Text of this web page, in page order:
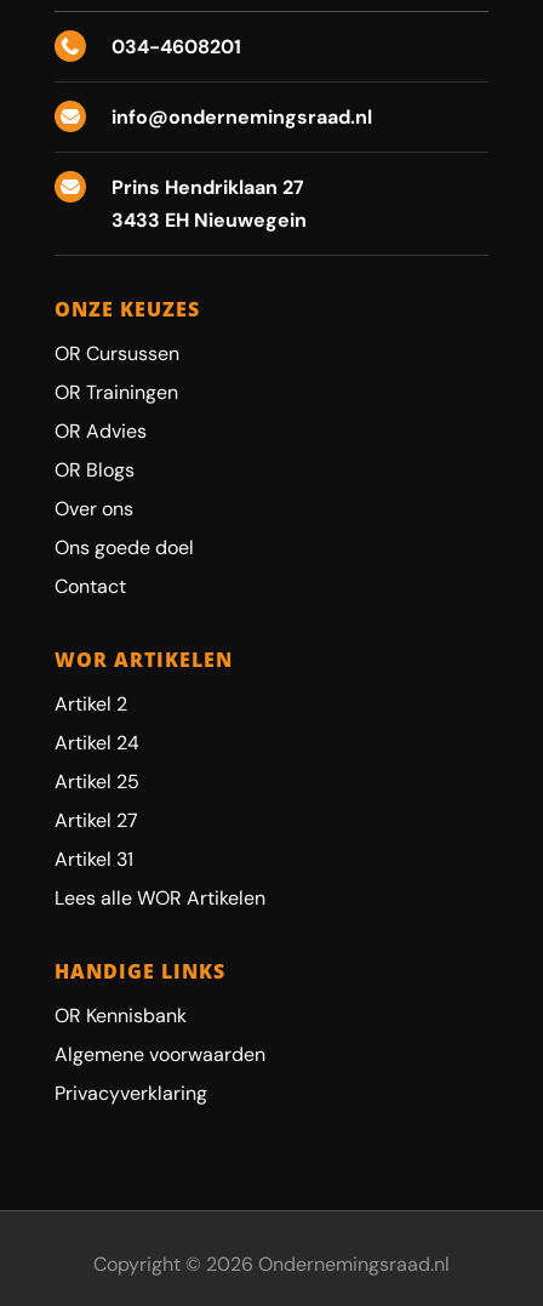
 034-4608201
 info@ondernemingsraad.nl

Prins Hendriklaan 27
3433 EH Nieuwegein
ONZE KEUZES
OR Cursussen
OR Trainingen
OR Advies
OR Blogs
Over ons
Ons goede doel
Contact
WOR ARTIKELEN
Artikel 2
Artikel 24
Artikel 25
Artikel 27
Artikel 31
Lees alle WOR Artikelen
HANDIGE LINKS
OR Kennisbank
Algemene voorwaarden
Privacyverklaring
Copyright © 2026 Ondernemingsraad.nl